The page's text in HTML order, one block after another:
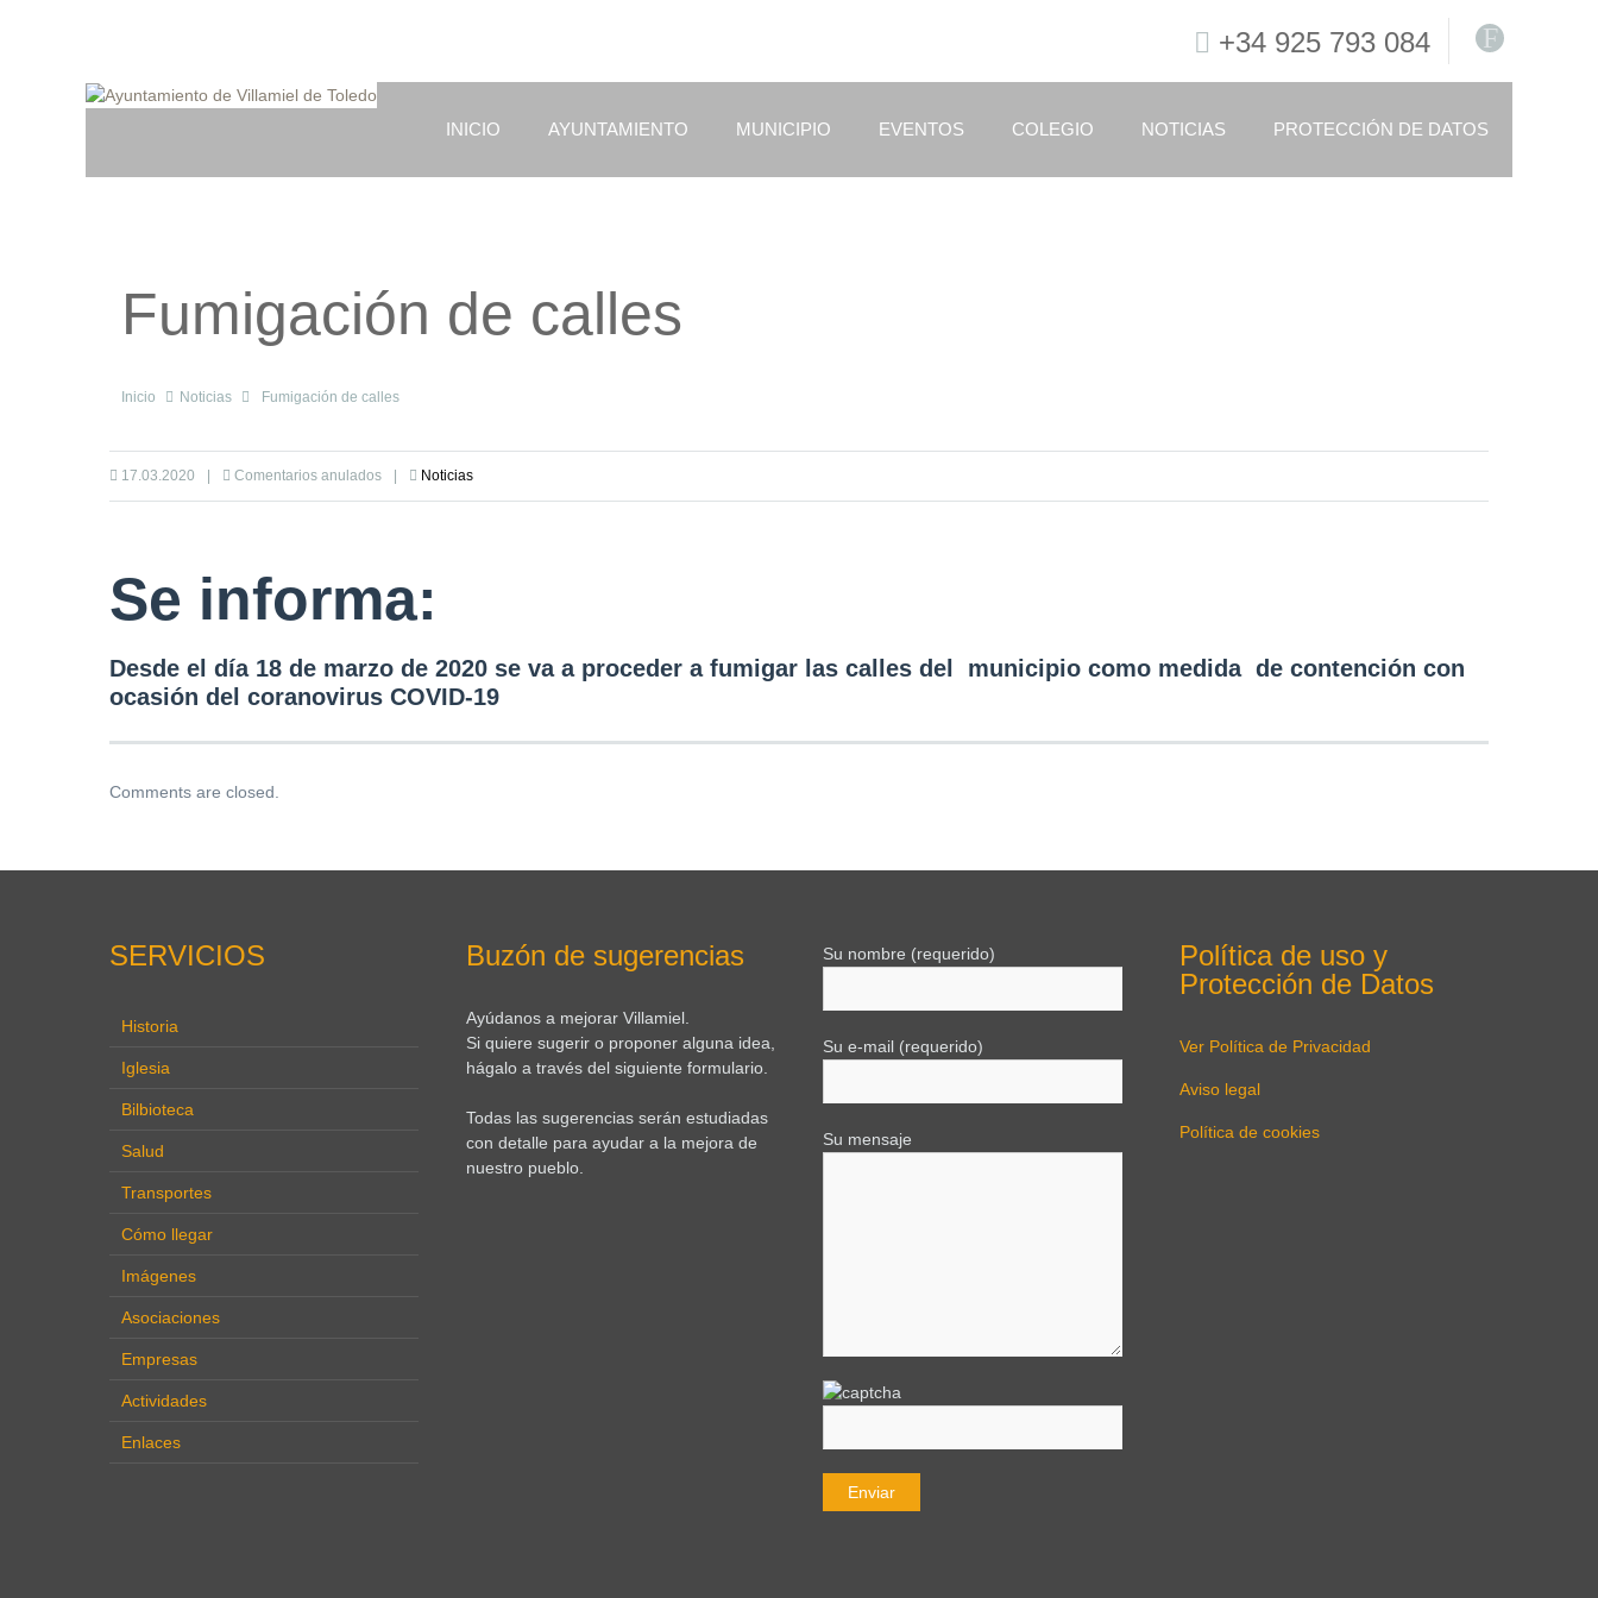
F
+34 925 793 084
INICIO AYUNTAMIENTO MUNICIPIO EVENTOS COLEGIO NOTICIAS PROTECCIÓN DE DATOS
Fumigación de calles
Inicio Noticias Fumigación de calles
17.03.2020 Comentarios anulados Noticias
Se informa:
Desde el día 18 de marzo de 2020 se va a proceder a fumigar las calles del municipio como medida de contención con
ocasión del coranovirus COVID-19
Comments are closed.
SERVICIOS
Historia
Iglesia
Bilbioteca
Salud
Transportes
Cómo llegar
Imágenes
Asociaciones
Empresas
Actividades
Enlaces
Buzón de sugerencias
Ayúdanos a mejorar Villamiel.
Si quiere sugerir o proponer alguna idea,
hágalo a través del siguiente formulario.
Todas las sugerencias serán estudiadas
con detalle para ayudar a la mejora de
nuestro pueblo.
Su nombre (requerido)
Su e-mail (requerido)
Su mensaje
Política de uso y
Protección de Datos
Ver Política de Privacidad
Aviso legal
Política de cookies